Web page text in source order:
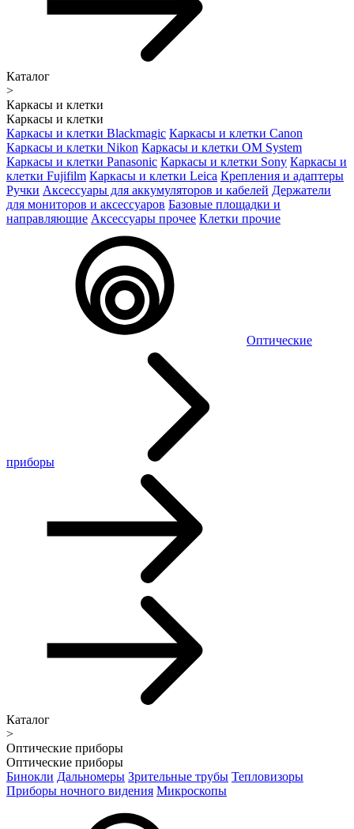
Каталог
>
Каркасы и клетки
Каркасы и клетки
Каркасы и клетки Blackmagic Каркасы и клетки Canon
Каркасы и клетки Nikon Каркасы и клетки OM System
Каркасы и клетки Panasonic Каркасы и клетки Sony Каркасы и
клетки Fujifilm Каркасы и клетки Leica Крепления и адаптеры
Ручки Аксессуары для аккумуляторов и кабелей Держатели
для мониторов и аксессуаров Базовые площадки и
направляющие Аксессуары прочее Клетки прочие
Оптические
приборы
Каталог
>
Оптические приборы
Оптические приборы
Бинокли Дальномеры Зрительные трубы Тепловизоры
Приборы ночного видения Микроскопы